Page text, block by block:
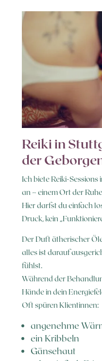
Reiki in
der
Ich biete Reiki-Sessions
an – einem Ort der
Hier darfst du einfach
Druck, kein
Der Duft ätherischer
alles ist darauf
fühlst.
Während der
Hände in dein
Oft spüren Klientinnen:
angenehme
ein Kribbeln
Gänsehaut